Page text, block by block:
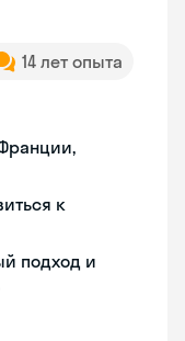
14 лет опыта
к
подход и